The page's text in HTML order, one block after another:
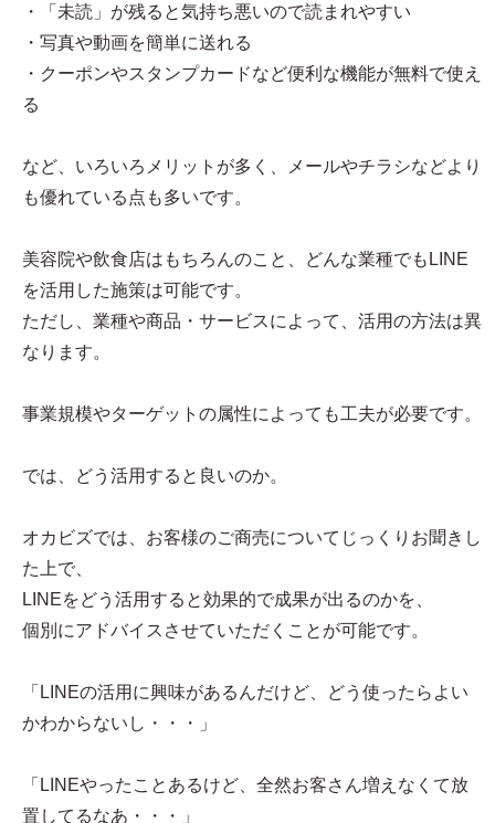
・「未読」が残ると気持ち悪いので読まれやすい
・写真や動画を簡単に送れる
・クーポンやスタンプカードなど便利な機能が無料で使え
る
など、いろいろメリットが多く、メールやチラシなどより
も優れている点も多いです。
美容院や飲食店はもちろんのこと、どんな業種でもLINE
を活用した施策は可能です。
ただし、業種や商品・サービスによって、活用の方法は異
なります。
事業規模やターゲットの属性によっても工夫が必要です。
では、どう活用すると良いのか。
オカビズでは、お客様のご商売についてじっくりお聞きし
た上で、
LINEをどう活用すると効果的で成果が出るのかを、
個別にアドバイスさせていただくことが可能です。
「LINEの活用に興味があるんだけど、どう使ったらよい
かわからないし・・・」
「LINEやったことあるけど、全然お客さん増えなくて放
置してるなあ・・・」